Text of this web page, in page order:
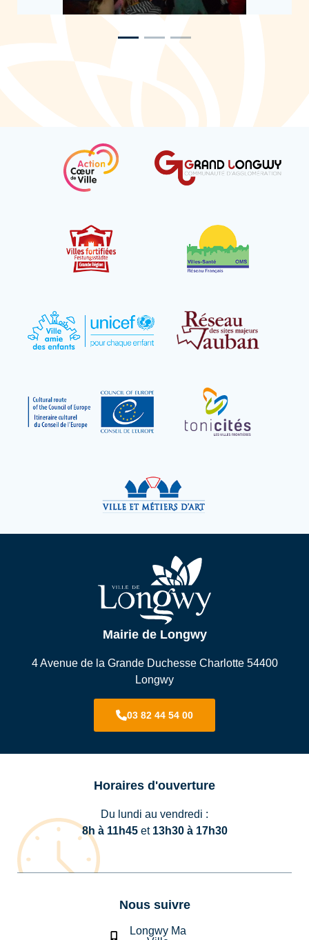
Mairie de Longwy
4 Avenue de la Grande Duchesse Charlotte 54400
Longwy
03 82 44 54 00
Horaires d'ouverture
Du lundi au vendredi :
8h à 11h45et 13h30 à 17h30
Nous suivre
Longwy Ma